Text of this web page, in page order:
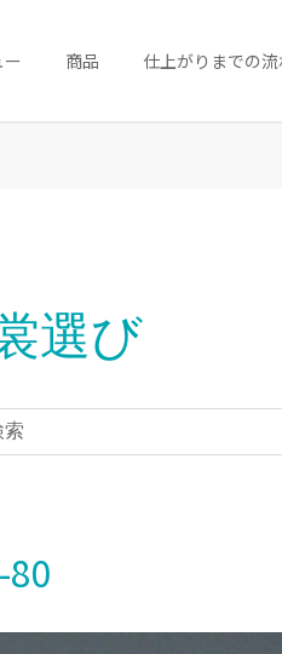
商品 仕上がりまでの
選び